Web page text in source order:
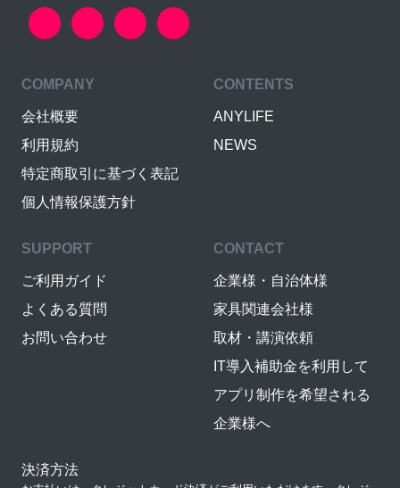
COMPANY
会社概要
利用規約
特定商取引に基づく表記
個人情報保護方針
CONTENTS
ANYLIFE
NEWS
SUPPORT
ご利用ガイド
よくある質問
お問い合わせ
CONTACT
企業様・自治体様
家具関連会社様
取材・講演依頼
IT導入補助金を利用して
アプリ制作を希望される
企業様へ
決済方法